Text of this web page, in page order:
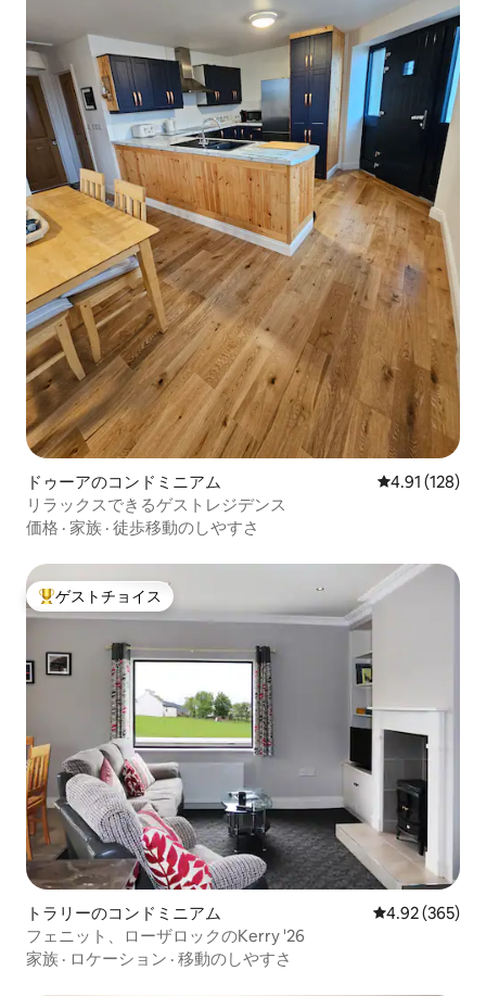
ドゥーアのコンドミニアム レビュー128
4.91 (128)
リラックスできるゲストレジデンス
価格 · 家族 · 徒歩移動のしやすさ
大好評のゲストチョイスです。
ゲストチョイス
トラリーのコンドミニアム レビュー365
4.92 (365)
フェニット、ローザロックのKerry '26
家族 · ロケーション · 移動のしやすさ